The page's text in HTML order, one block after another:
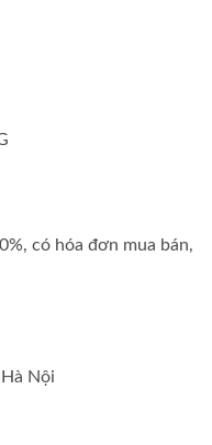
có hóa đơn mua bán,
Nội